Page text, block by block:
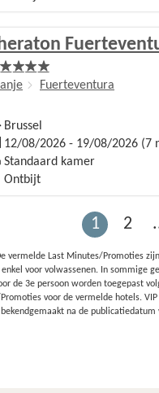
Fuerteventura
Brussel
12/08/2026 - 19/08/2026 (7
Standaard kamer
Ontbijt
1 2
vermelde Last Minutes/Promoties
voor volwassenen. In
de 3e persoon worden toegepast
voor de vermelde hotels.
na de